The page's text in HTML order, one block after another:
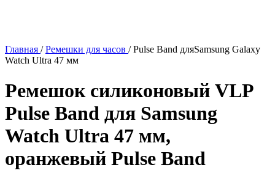
Главная / Ремешки для часов / Pulse Band дляSamsung Galaxy
Watch Ultra 47 мм
Ремешок силиконовый VLP
Pulse Band для Samsung
Watch Ultra 47 мм,
оранжевый Pulse Band